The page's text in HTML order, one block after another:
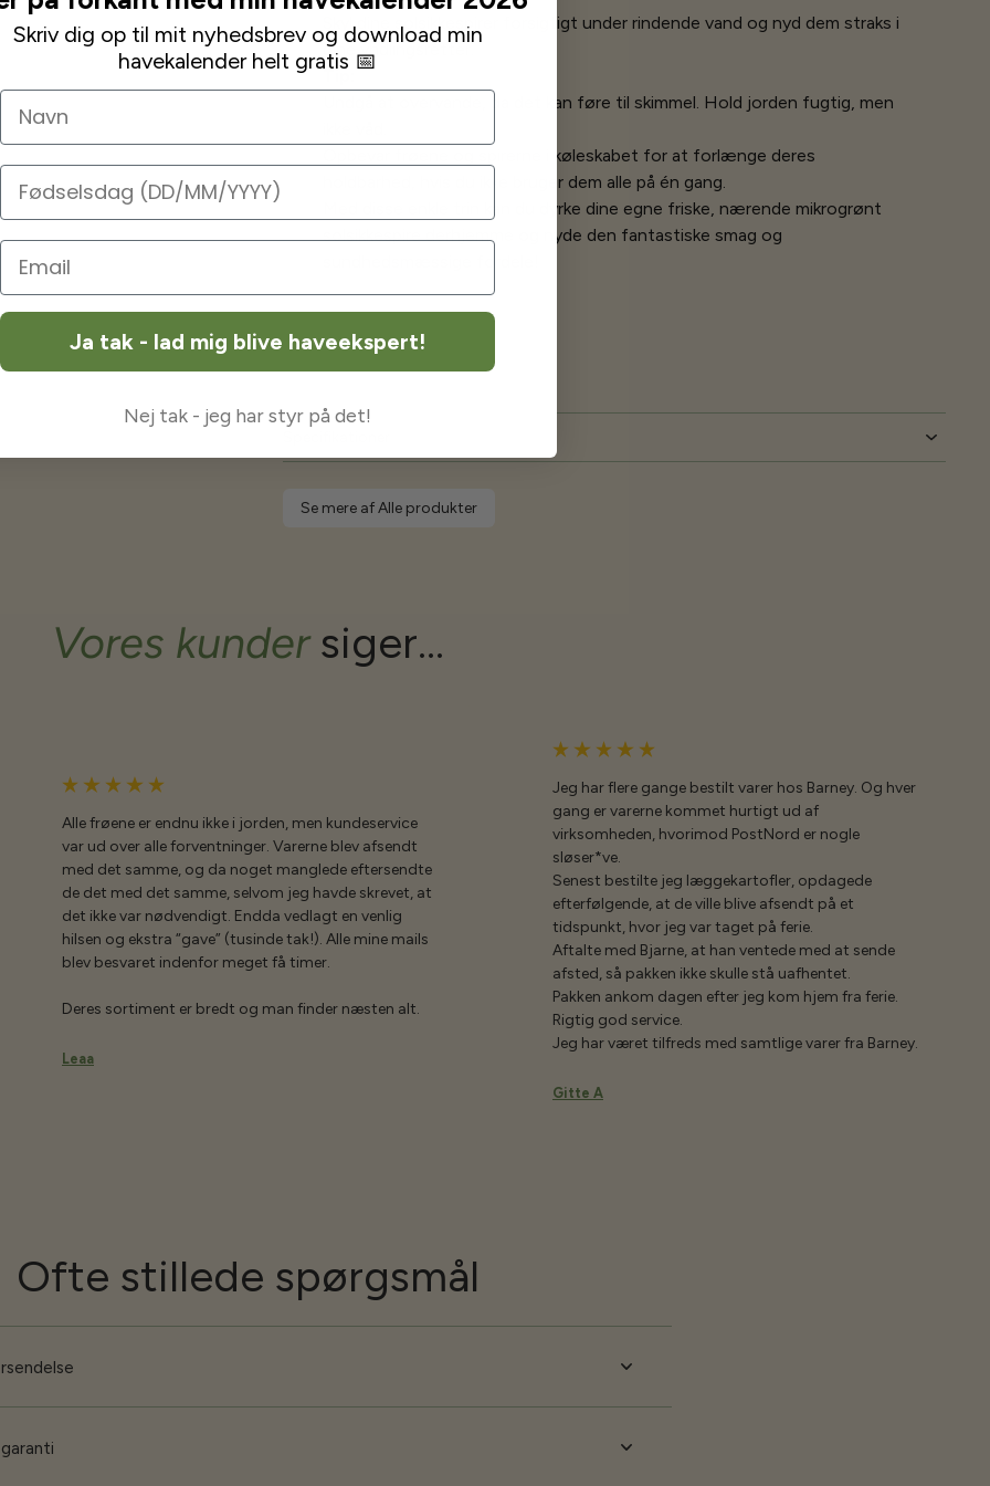
Skyl dine solsikkespirer forsigtigt under rindende vand og nyd dem straks i
dine yndlingsretter.
Tip:
Undgå at overvande, da det kan føre til skimmel. Hold jorden fugtig, men
Opbevar frøene og spirerne i køleskabet for at forlænge deres
holdbarhed, hvis du ikke bruger dem alle på én gang.
Med disse enkle trin kan du dyrke dine egne friske, nærende mikrogrønt
solsikkespire derhjemme og nyde den fantastiske smag og
Se mere af Alle produkter
Vores kundersiger...
Alle frøene er endnu ikke i jorden, men kundeservice
var ud over alle forventninger. Varerne blev afsendt
med det samme, og da noget manglede eftersendte
de det med det samme, selvom jeg havde skrevet, at
det ikke var nødvendigt. Endda vedlagt en venlig
hilsen og ekstra “gave” (tusinde tak!). Alle mine mails
blev besvaret indenfor meget få timer.
Deres sortiment er bredt og man finder næsten alt.
Leaa
Jeg har flere gange bestilt varer hos Barney. Og hver
gang er varerne kommet hurtigt ud af
virksomheden, hvorimod PostNord er nogle
sløser*ve.
Senest bestilte jeg læggekartofler, opdagede
efterfølgende, at de ville blive afsendt på et
tidspunkt, hvor jeg var taget på ferie.
Aftalte med Bjarne, at han ventede med at sende
afsted, så pakken ikke skulle stå uafhentet.
Pakken ankom dagen efter jeg kom hjem fra ferie.
Rigtig god service.
Jeg har været tilfreds med samtlige varer fra Barney.
Gitte A
Ofte stillede spørgsmål
Skriv dig op til mit nyhedsbrev og download min
havekalender helt gratis 📅
Navn
Fødselsdag
Ja tak - lad mig blive haveekspert!
Nej tak - jeg har styr på det!